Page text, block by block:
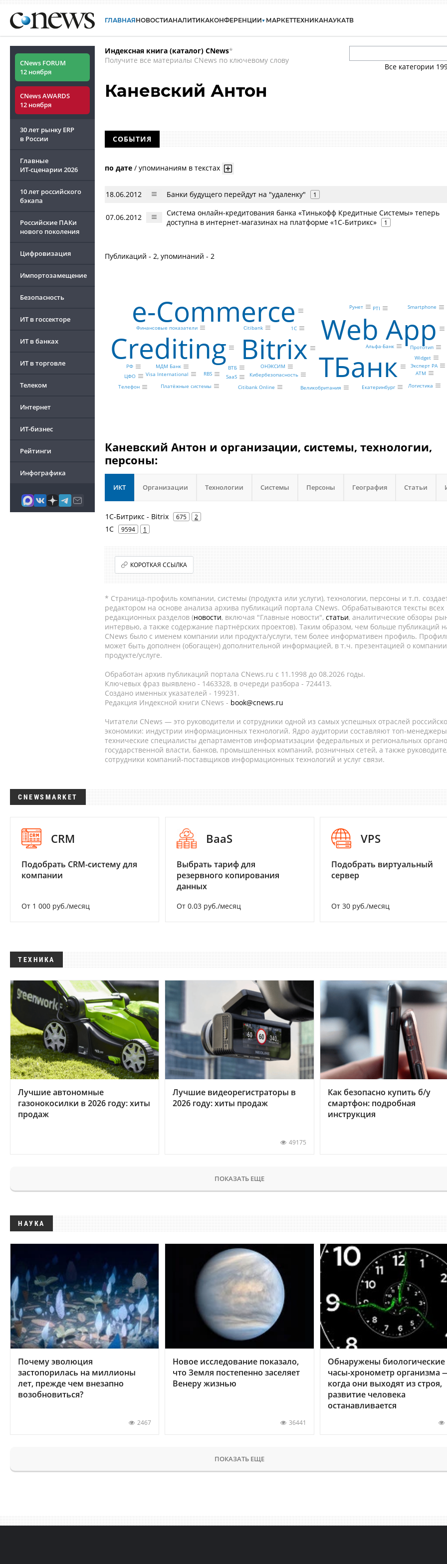
ГЛАВНАЯНОВОСТИАНАЛИТИКАКОНФЕРЕНЦИИ МАРКЕТТЕХНИКАНАУКАТВ
CNews FORUM
12 ноября
CNews AWARDS
12 ноября
30 лет рынку ERP
в России
Главные
ИТ-сценарии 2026
10 лет российского
бэкапа
Российские ПАКи
нового поколения
Цифровизация
Импортозамещение
Безопасность
ИТ в госсекторе
ИТ в банках
ИТ в торговле
Телеком
Интернет
ИТ-бизнес
Рейтинги
Инфографика
Индексная книга (каталог) CNews*
Получите все материалы CNews по ключевому слову
Все категории
Каневский Антон
СОБЫТИЯ
по дате / упоминаниям в текстах
18.06.2012 Банки будущего перейдут на "удаленку" 1
07.06.2012
Система онлайн-кредитования банка «Тинькофф Кредитные Системы» теперь
доступна в интернет-магазинах на платформе «1С-Битрикс»
1
Публикаций - 2, упоминаний - 2
Bitrix ТБанк
Web App
e-Commerce
Сrediting
1С
Citibank
ВТБ
МДМ Банк ОНЭКСИМ
Альфа-Банк
Visa International RBS Кибербезопасность ATM
Widget
Прототип
Телефон
Smartphone
SaaS
Платёжные системы
Citibank Online
РФ
ЦФО
Великобритания
Екатеринбург
PTI
Финансовые показатели
Логистика
Рунет
Эксперт РА
Каневский Антон и организации, системы, технологии,
персоны:
ИКТ Организации Технологии Системы Персоны География Статьи
1С-Битрикс - Bitrix 675 2
1С 9594 1
КОРОТКАЯ ССЫЛКА
* Страница-профиль компании, системы (продукта или услуги), технологии, персоны и т.п.
редактором на основе анализа архива публикаций портала CNews. Обрабатываются тексты всех
редакционных разделов (новости, включая "Главные новости", статьи, аналитические обзоры
интервью, а также содержание партнёрских проектов). Таким образом, чем больше публикаций
CNews было с именем компании или продукта/услуги, тем более информативен профиль.
может быть дополнен (обогащен) дополнительной информацией, в т.ч. презентацией о
продукте/услуге.
Обработан архив публикаций портала CNews.ru c 11.1998 до 08.2026 годы.
Ключевых фраз выявлено - 1463328, в очереди разбора - 724413.
Создано именных указателей - 199231.
Редакция Индексной книги CNews - book@cnews.ru
Читатели CNews — это руководители и сотрудники одной из самых успешных отраслей
экономики: индустрии информационных технологий. Ядро аудитории составляют топ-
технические специалисты департаментов информатизации федеральных и региональных
государственной власти, банков, промышленных компаний, розничных сетей, а также
сотрудники компаний-поставщиков информационных технологий и услуг связи.
CNEWSMARKET
CRM
Подобрать CRM-систему для
компании
От 1 000 руб./месяц
BaaS
Выбрать тариф для
резервного копирования
данных
От 0.03 руб./месяц
VPS
Подобрать виртуальный
сервер
От 30 руб./месяц
ТЕХНИКА
Лучшие автономные
газонокосилки в 2026 году: хиты
продаж
Лучшие видеорегистраторы в
2026 году: хиты продаж
49175
Как безопасно купить б/у
смартфон: подробная
инструкция
ПОКАЗАТЬ ЕЩЕ
НАУКА
Почему эволюция
застопорилась на миллионы
лет, прежде чем внезапно
возобновиться?
2467
Новое исследование показало,
что Земля постепенно заселяет
Венеру жизнью
36441
Обнаружены биологические
часы-хронометр организма
когда они выходят из строя,
развитие человека
останавливается
ПОКАЗАТЬ ЕЩЕ